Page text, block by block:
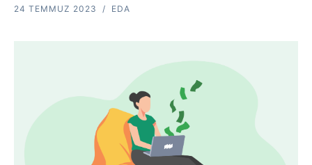
24 TEMMUZ 2023 EDA